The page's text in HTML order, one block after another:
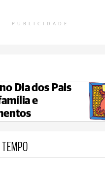
PUBLICIDADE
Dia dos Pais
e